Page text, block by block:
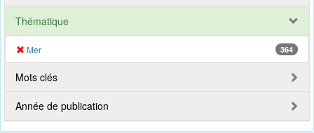
Thématique
Mer 364
Mots clés
Année de publication